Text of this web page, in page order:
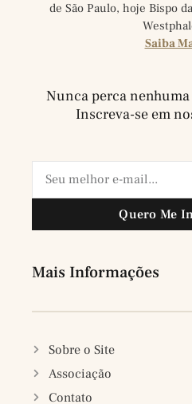
de São Paulo, hoje Bispo
Saiba
Nunca perca
Inscreva-se em
Quero Me
Mais Informações
Sobre o Site
Associação
Contato